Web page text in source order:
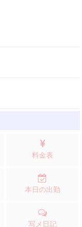
料金表
本日の出勤
写メ日記